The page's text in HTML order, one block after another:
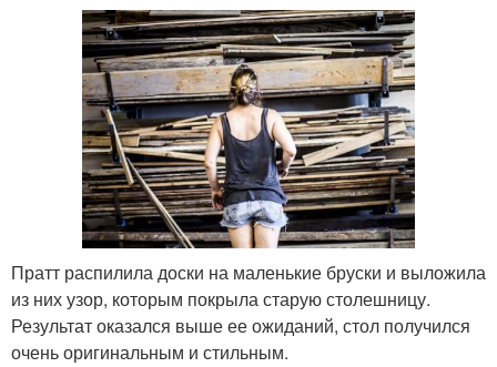
Пратт распилила доски на маленькие бруски и выложила
из них узор, которым покрыла старую столешницу.
Результат оказался выше ее ожиданий, стол получился
очень оригинальным и стильным.